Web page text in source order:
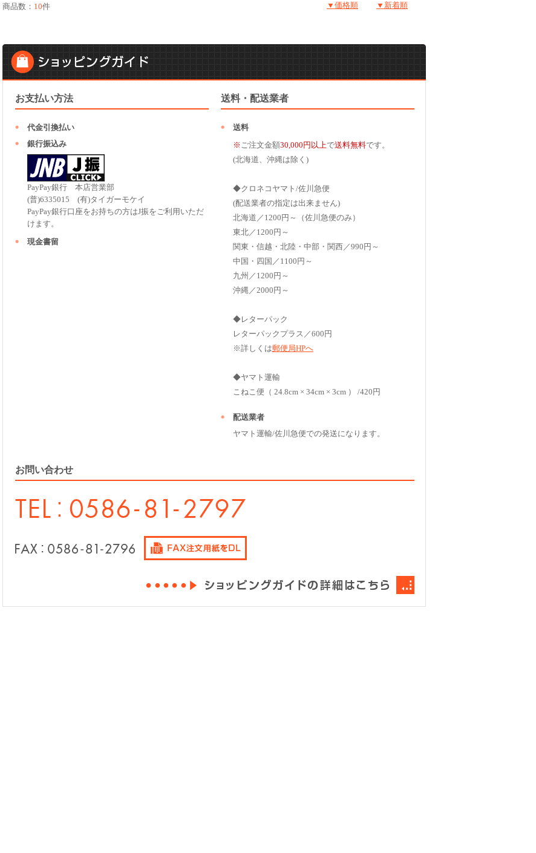
商品数： 10件 ▼価格順 ▼新着順
お支払い方法
代金引換払い
銀行振込み
PayPay銀行 本店営業部
(普)6335015 (有)タイガーモケイ
PayPay銀行口座をお持ちの方はJ振をご利用いただ
けます。
現金書留
送料・配送業者
送料
※ ご注文金額30,000円以上で送料無料です。
(北海道、沖縄は除く)
◆クロネコヤマト/佐川急便
(配送業者の指定は出来ません)
北海道／1200円～（佐川急便のみ）
東北／1200円～
関東・信越・北陸・中部・関西／990円～
中国・四国／1100円～
九州／1200円～
沖縄／2000円～
◆レターパック
レターパックプラス／600円
※詳しくは郵便局HPへ
◆ヤマト運輸
こねこ便（ 24.8cm × 34cm × 3cm ） /420円
配送業者
ヤマト運輸/佐川急便での発送になります。
お問い合わせ